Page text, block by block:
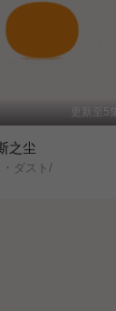
更新至5集
之尘
・ダスト/